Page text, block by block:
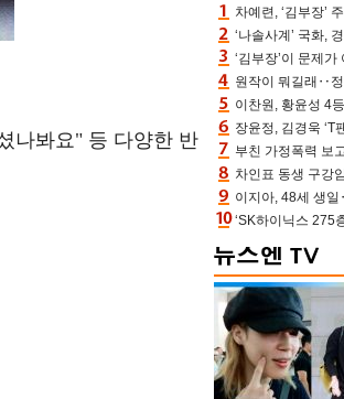
나봐요" 등 다양한 반